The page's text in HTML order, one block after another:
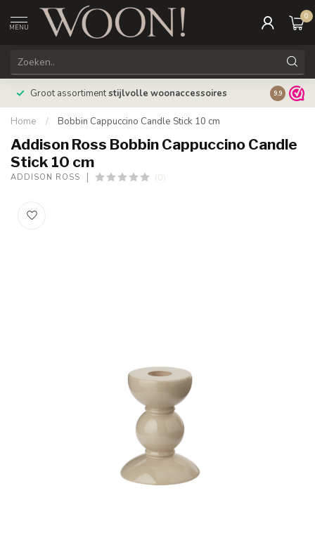
MENU
0
Groot assortimentstijlvolle woonaccessoires 9.9
Home / Bobbin Cappuccino Candle Stick 10 cm
Addison Ross Bobbin Cappuccino Candle
Stick 10 cm
ADDISON ROSS (0)